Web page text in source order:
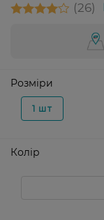
26
Розміри
1 шт
Колір